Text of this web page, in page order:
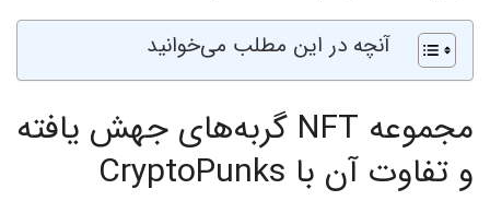
آنچه در این مطلب می‌خوانید
مجموعه NFT گربه‌های جهش یافته
و تفاوت آن با CryptoPunks